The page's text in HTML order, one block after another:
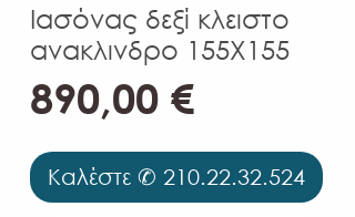
Ιασόνας δεξί κλειστο
ανακλινδρο 155X155
890,00 €Τιμή
Καλέστε ✆ 210.22.32.524